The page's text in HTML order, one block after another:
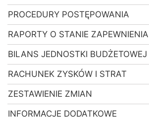
PROCEDURY POSTĘPOWANIA
RAPORTY O STANIE
BILANS JEDNOSTKI BUDŻETOWEJ
RACHUNEK ZYSKÓW I STRAT
ZESTAWIENIE ZMIAN
INFORMACJE DODATKOWE